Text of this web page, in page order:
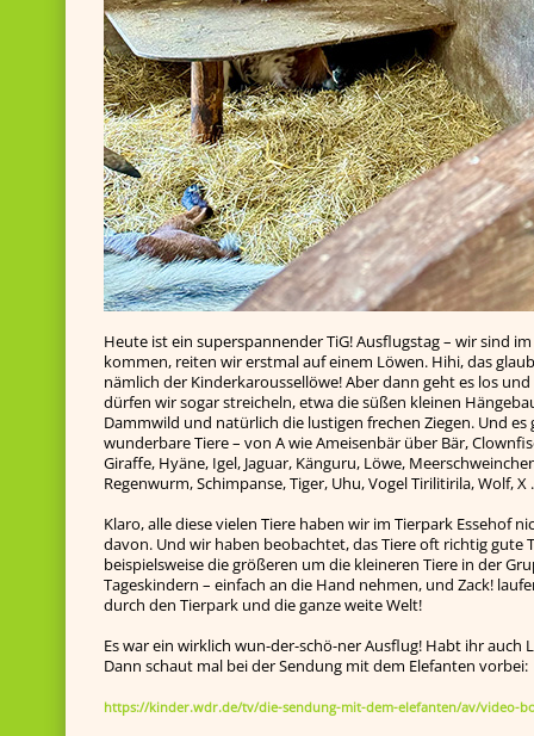
Heute ist ein superspannender TiG! Ausflugstag – wir sind
kommen, reiten wir erstmal auf einem Löwen. Hihi, das
nämlich der Kinderkaroussellöwe! Aber dann geht es los
dürfen wir sogar streicheln, etwa die süßen kleinen
Dammwild und natürlich die lustigen frechen Ziegen. Und
wunderbare Tiere – von A wie Ameisenbär über Bär,
Giraffe, Hyäne, Igel, Jaguar, Känguru, Löwe,
Regenwurm, Schimpanse, Tiger, Uhu, Vogel Tirilitirila, Wolf,
Klaro, alle diese vielen Tiere haben wir im Tierpark Essehof
davon. Und wir haben beobachtet, das Tiere oft richtig gute
beispielsweise die größeren um die kleineren Tiere in der
Tageskindern – einfach an die Hand nehmen, und Zack!
durch den Tierpark und die ganze weite Welt!
Es war ein wirklich wun-der-schö-ner Ausflug! Habt ihr auch
Dann schaut mal bei der Sendung mit dem Elefanten vorbei:
https://kinder.wdr.de/tv/die-sendung-mit-dem-elefanten/av/video-